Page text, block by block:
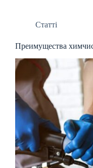
Статті
Преимущества